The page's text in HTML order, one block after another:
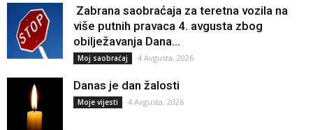
Zabrana saobraćaja za teretna vozila na
više putnih pravaca 4. avgusta zbog
obilježavanja Dana...
Moj saobraćaj 4 Avgusta, 2026
Danas je dan žalosti
Moje vijesti 4 Avgusta, 2026